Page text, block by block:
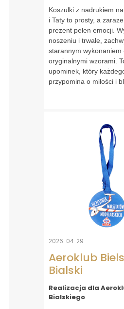
Koszulki z nadrukiem
i Taty to prosty, a
prezent pełen emocji.
noszeniu i trwałe,
starannym wykonaniem
oryginalnymi wzorami.
upominek, który
przypomina o miłości i
2026-04-29
Aeroklub
Bialski
Realizacja dla
Bialskiego